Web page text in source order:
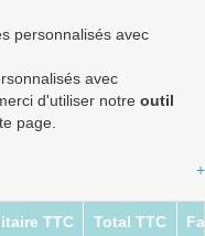
personnalisés avec
avec
merci d'utiliser notre outil
page.
+
TTC Total TTC